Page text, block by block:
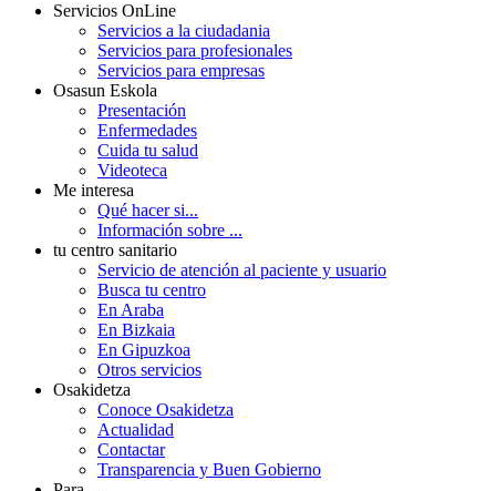
Servicios OnLine
Servicios a la ciudadania
Servicios para profesionales
Servicios para empresas
Osasun Eskola
Presentación
Enfermedades
Cuida tu salud
Videoteca
Me interesa
Qué hacer si...
Información sobre ...
tu centro sanitario
Servicio de atención al paciente y usuario
Busca tu centro
En Araba
En Bizkaia
En Gipuzkoa
Otros servicios
Osakidetza
Conoce Osakidetza
Actualidad
Contactar
Transparencia y Buen Gobierno